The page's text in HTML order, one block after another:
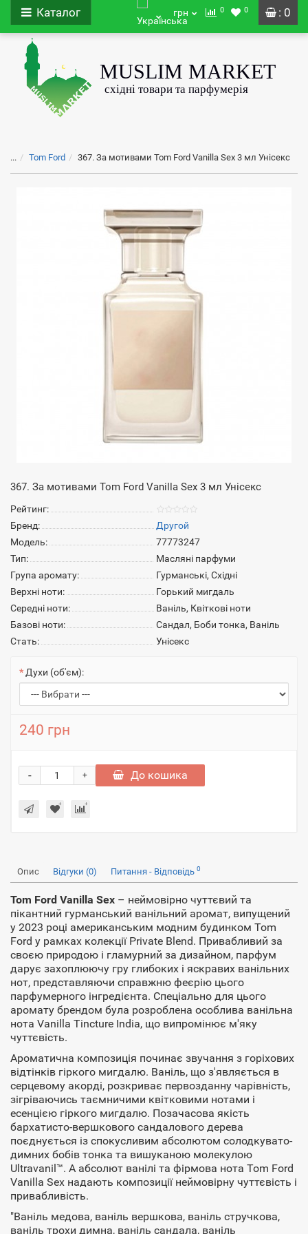
: 0
Каталог грн 0 0
... Tom Ford 367. За мотивами Tom Ford Vanilla Sex 3 мл Унісекс
367. За мотивами Tom Ford Vanilla Sex 3 мл Унісекс
Рейтинг:
Бренд:
Другой
Модель:
77773247
Тип:
Масляні парфуми
Група аромату:
Гурманські, Східні
Верхні ноти:
Горький мигдаль
Середні ноти:
Ваніль, Квіткові ноти
Базові ноти:
Сандал, Боби тонка, Ваніль
Стать:
Унісекс
Духи (об'єм):
240 грн
+
- До кошика
Опис Відгуки (0) Питання - Відповідь 0
Tom Ford Vanilla Sex – неймовірно чуттєвий та
пікантний гурманський ванільний аромат, випущений
у 2023 році американським модним будинком Tom
Ford у рамках колекції Private Blend. Привабливий за
своєю природою і гламурний за дизайном, парфум
дарує захоплюючу гру глибоких і яскравих ванільних
нот, представляючи справжню феєрію цього
парфумерного інгредієнта. Спеціально для цього
аромату брендом була розроблена особлива ванільна
нота Vanilla Tincture India, що випромінює м'яку
чуттєвість.
Ароматична композиція починає звучання з горіхових
відтінків гіркого мигдалю. Ваніль, що з'являється в
серцевому акорді, розкриває первозданну чарівність,
зігріваючись таємничими квітковими нотами і
есенцією гіркого мигдалю. Позачасова якість
бархатисто-вершкового сандалового дерева
поєднується із спокусливим абсолютом солодкувато-
димних бобів тонка та вишуканою молекулою
Ultravanil™. А абсолют ванілі та фірмова нота Tom Ford
Vanilla Sex надають композиції неймовірну чуттєвість і
привабливість.
"Ваніль медова, ваніль вершкова, ваніль стручкова,
ваніль трохи димна, ваніль сандала, ваніль